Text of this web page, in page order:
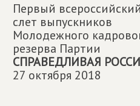
Первый всероссийский
слет выпускников
Молодежного
резерва Партии
СПРАВЕДЛИВАЯ
27 октября 2018